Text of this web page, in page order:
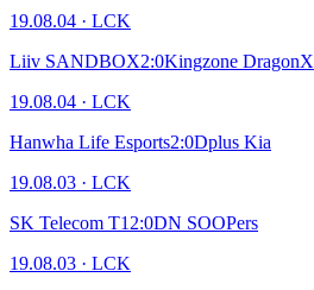
19.08.04 · LCK
Liiv SANDBOX2:0Kingzone DragonX
19.08.04 · LCK
Hanwha Life Esports2:0Dplus Kia
19.08.03 · LCK
SK Telecom T1 2:0DN SOOPers
19.08.03 · LCK